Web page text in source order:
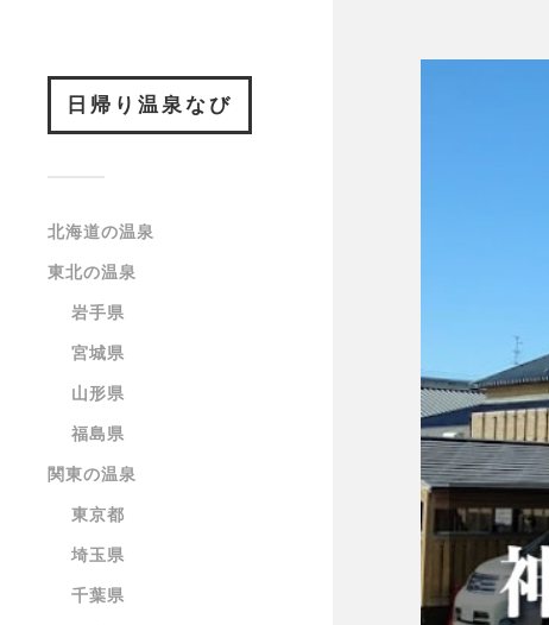
日帰り温泉なび
北海道の温泉
東北の温泉
岩手県
宮城県
山形県
福島県
関東の温泉
東京都
埼玉県
千葉県